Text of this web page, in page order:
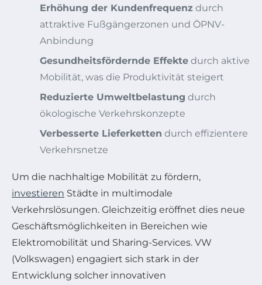
Erhöhung der Kundenfrequenz durch
attraktive Fußgängerzonen und ÖPNV-
Anbindung
Gesundheitsfördernde Effekte durch aktive
Mobilität, was die Produktivität steigert
Reduzierte Umweltbelastung durch
ökologische Verkehrskonzepte
Verbesserte Lieferketten durch effizientere
Verkehrsnetze
Um die nachhaltige Mobilität zu fördern,
investieren Städte in multimodale
Verkehrslösungen. Gleichzeitig eröffnet dies neue
Geschäftsmöglichkeiten in Bereichen wie
Elektromobilität und Sharing-Services. VW
(Volkswagen) engagiert sich stark in der
Entwicklung solcher innovativen